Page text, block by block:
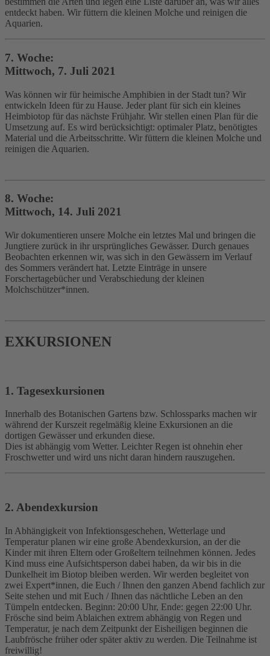
entdeckt haben. Wir füttern die kleinen Molche und reinigen die
Aquarien.
7. Woche:
Mittwoch, 7. Juli 2021
Was können wir für heimische Amphibien in der Stadt tun? Wir
entwickeln Ideen für zu Hause. Jeder plant für sich ein kleines
Heimbiotop für das nächste Frühjahr. Wir stellen einen Plan für die
Umsetzung auf. Es wird berücksichtigt: optimaler Platz, benötigtes
Material und die Arbeitsschritte. Wir füttern die kleinen Molche und
reinigen die Aquarien.
8. Woche:
Mittwoch, 14. Juli 2021
Wir dokumentieren unsere Molche ein letztes Mal und bringen die
Jungtiere zurück in ihr ursprüngliches Gewässer. Durch genaues
Beobachten erkennen wir, was sich in den Gewässern im Verlauf
des Sommers verändert hat. Letzte Einträge in unsere
Forschertagebücher und Verabschiedung der kleinen
Molchschützer*innen.
EXKURSIONEN
1. Tagesexkursionen
Innerhalb des Botanischen Gartens bzw. Schlossparks machen wir
während der Kurszeit regelmäßig kleine Exkursionen an die
dortigen Gewässer und erkunden diese.
Dies ist abhängig vom Wetter. Leichter Regen ist ohnehin eher
Froschwetter und wird uns nicht daran hindern rauszugehen.
2. Abendexkursion
In Abhängigkeit von Infektionsgeschehen, Wetterlage und
Temperatur planen wir eine große Abendexkursion, an der die
Kinder mit ihren Eltern oder Großeltern teilnehmen können. Jedes
Kind muss eine Aufsichtsperson dabei haben, da wir bis in die
Dunkelheit im Biotop bleiben werden. Wir werden begleitet von
zwei Expert*innen, die Euch / Ihnen den ganzen Abend fachlich zur
Seite stehen und mit Euch / Ihnen das nächtliche Leben an den
Tümpeln entdecken. Beginn: 20:00 Uhr, Ende: gegen 22:00 Uhr.
Frösche sind beim Ablaichen extrem abhängig von Regen und
Temperatur, je nach dem Zeitpunkt der Eisheiligen beginnen die
Laubfrösche früher oder später aktiv zu werden. Die Teilnahme ist
freiwillig!